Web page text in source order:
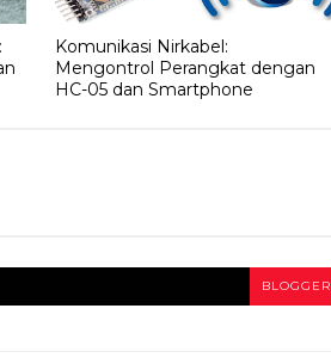
Komunikasi Nirkabel:
Mengontrol Perangkat dengan
HC-05 dan Smartphone
BLOGGER